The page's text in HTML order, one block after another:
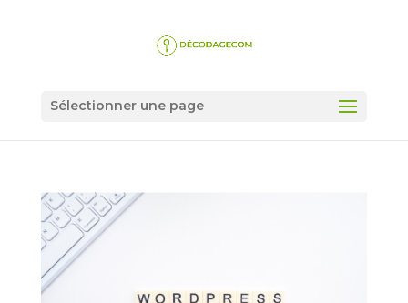
Sélectionner une page